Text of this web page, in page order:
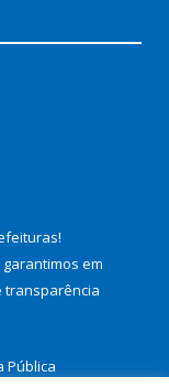
!
em
transparência
Pública